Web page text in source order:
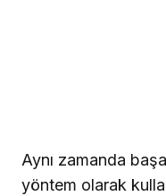
Aynı zamanda
yöntem olarak